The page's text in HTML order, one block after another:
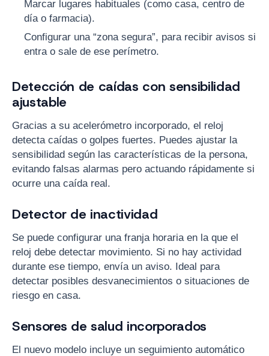
Marcar lugares habituales (como casa, centro de
día o farmacia).
Configurar una “zona segura”, para recibir avisos si
entra o sale de ese perímetro.
Detección de caídas con sensibilidad
ajustable
Gracias a su acelerómetro incorporado, el reloj
detecta caídas o golpes fuertes. Puedes ajustar la
sensibilidad según las características de la persona,
evitando falsas alarmas pero actuando rápidamente si
ocurre una caída real.
Detector de inactividad
Se puede configurar una franja horaria en la que el
reloj debe detectar movimiento. Si no hay actividad
durante ese tiempo, envía un aviso. Ideal para
detectar posibles desvanecimientos o situaciones de
riesgo en casa.
Sensores de salud incorporados
El nuevo modelo incluye un seguimiento automático